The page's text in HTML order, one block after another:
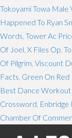
Tokoyami Towa Male
Happened To Ryan
Words Tower Ac
Of Joel X Files Op
Of Pilgrim Viscount
Facts Green On
Best Dance Workout
Crossword Enbridge
Chamber Of